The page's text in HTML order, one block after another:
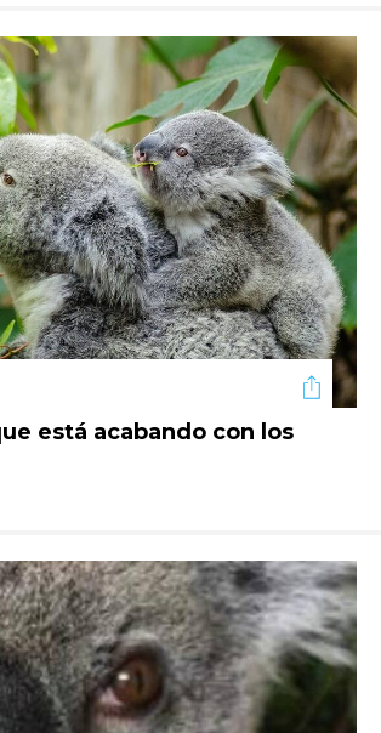
está acabando con los